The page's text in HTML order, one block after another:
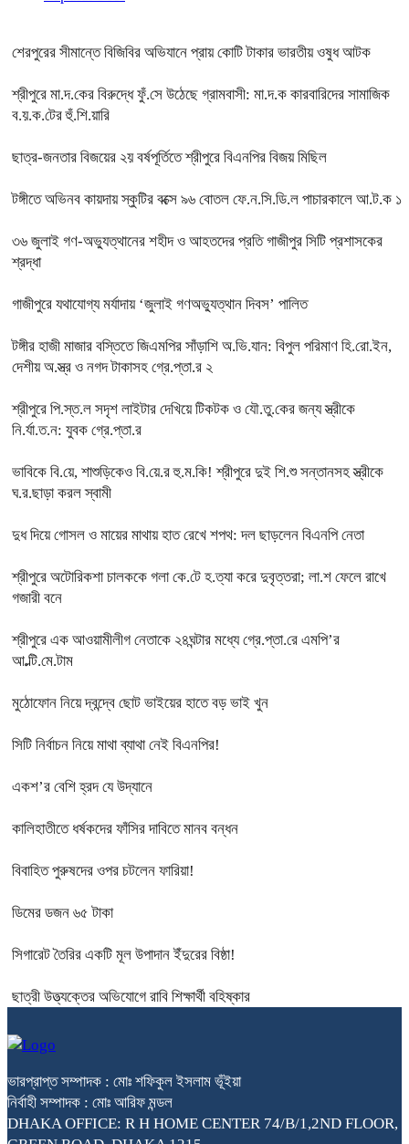
শেরপুরের সীমান্তে বিজিবির অভিযানে প্রায় কোটি টাকার ভারতীয় ওষুধ আটক
শ্রীপুরে মা.দ.কের বিরুদ্ধে ফুঁ.সে উঠেছে গ্রামবাসী: মা.দ.ক কারবারিদের সামাজিক
ব.য়.ক.টের হুঁ.শি.য়ারি
ছাত্র-জনতার বিজয়ের ২য় বর্ষপূর্তিতে শ্রীপুরে বিএনপির বিজয় মিছিল
টঙ্গীতে অভিনব কায়দায় স্কুটির বক্সে ৯৬ বোতল ফে.ন.সি.ডি.ল পাচারকালে আ.ট.ক ১
৩৬ জুলাই গণ-অভ্যুত্থানের শহীদ ও আহতদের প্রতি গাজীপুর সিটি প্রশাসকের
শ্রদ্ধা
গাজীপুরে যথাযোগ্য মর্যাদায় ‘জুলাই গণঅভ্যুত্থান দিবস’ পালিত
টঙ্গীর হাজী মাজার বস্তিতে জিএমপির সাঁড়াশি অ.ভি.যান: বিপুল পরিমাণ হি.রো.ইন,
দেশীয় অ.স্ত্র ও নগদ টাকাসহ গ্রে.প্তা.র ২
শ্রীপুরে পি.স্ত.ল সদৃশ লাইটার দেখিয়ে টিকটক ও যৌ.তু.কের জন্য স্ত্রীকে
নি.র্যা.ত.ন: যুবক গ্রে.প্তা.র
ভাবিকে বি.য়ে, শাশুড়িকেও বি.য়ে.র হু.ম.কি! শ্রীপুরে দুই শি.শু সন্তানসহ স্ত্রীকে
ঘ.র.ছাড়া করল স্বামী
দুধ দিয়ে গোসল ও মায়ের মাথায় হাত রেখে শপথ: দল ছাড়লেন বিএনপি নেতা
শ্রীপুরে অটোরিকশা চালককে গলা কে.টে হ.ত্যা করে দুবৃত্তরা; লা.শ ফেলে রাখে
গজারী বনে
শ্রীপুরে এক আওয়ামীলীগ নেতাকে ২৪ঘন্টার মধ্যে গ্রে.প্তা.রে এমপি’র
আ.ল্টি.মে.টাম
মুঠোফোন নিয়ে দ্বন্দ্বে ছোট ভাইয়ের হাতে বড় ভাই খুন
সিটি নির্বাচন নিয়ে মাথা ব্যাথা নেই বিএনপির!
একশ’র বেশি হ্রদ যে উদ্যানে
কালিহাতীতে ধর্ষকদের ফাঁসির দাবিতে মানব বন্ধন
বিবাহিত পুরুষদের ওপর চটলেন ফারিয়া!
ডিমের ডজন ৬৫ টাকা
সিগারেট তৈরির একটি মূল উপাদান ইঁদুরের বিষ্ঠা!
ছাত্রী উত্ত্যক্তের অভিযোগে রাবি শিক্ষার্থী বহিষ্কার
ভারপ্রাপ্ত সম্পাদক : মোঃ শফিকুল ইসলাম ভূঁইয়া
নির্বাহী সম্পাদক : মোঃ আরিফ মন্ডল
DHAKA OFFICE: R H HOME CENTER 74/B/1,2ND FLOOR,